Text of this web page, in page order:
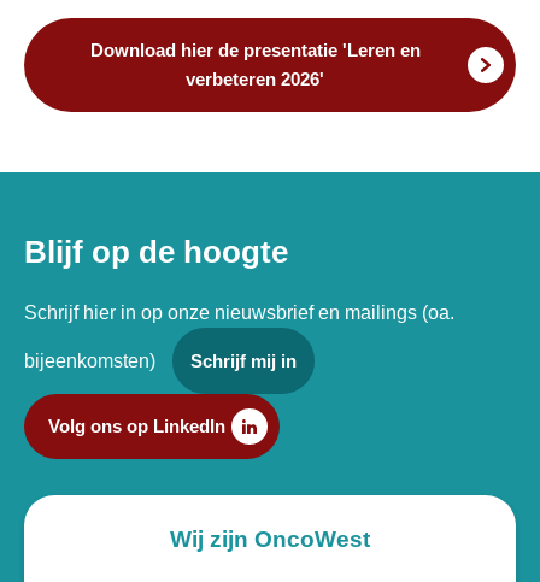
Download hier de presentatie 'Leren en
verbeteren 2026'
Blijf op de hoogte
Schrijf hier in op onze nieuwsbrief en mailings (oa.
bijeenkomsten) Schrijf mij in
Volg ons op LinkedIn
Wij zijn OncoWest